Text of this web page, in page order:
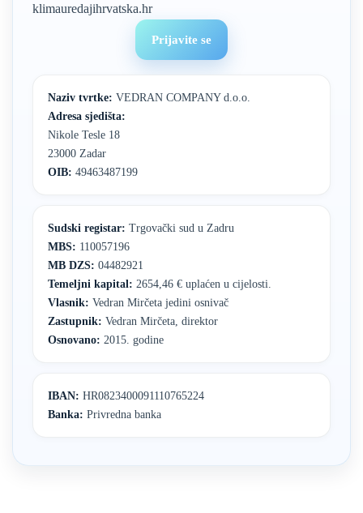
klimauredajihrvatska.hr
Prijavite se
Naziv tvrtke: VEDRAN COMPANY d.o.o.
Adresa sjedišta:
Nikole Tesle 18
23000 Zadar
OIB: 49463487199
Sudski registar: Trgovački sud u Zadru
MBS: 110057196
MB DZS: 04482921
Temeljni kapital: 2654,46 € uplaćen u cijelosti.
Vlasnik: Vedran Mirčeta jedini osnivač
Zastupnik: Vedran Mirčeta, direktor
Osnovano: 2015. godine
IBAN: HR0823400091110765224
Banka: Privredna banka